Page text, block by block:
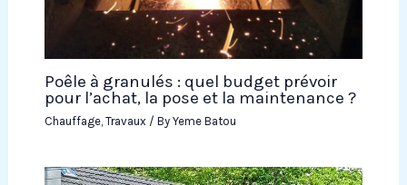
Poêle à granulés : quel budget prévoir
pour l’achat, la pose et la maintenance ?
Chauffage, Travaux/ By Yeme Batou